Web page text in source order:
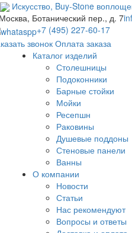
Искусство, Buy-Stone
Ботанический пер., д. 7
+7 (495) 227-60-17
звонок Оплата заказа
Каталог изделий
Столешницы
Подоконники
Барные стойки
Мойки
Ресепшн
Раковины
Душевые поддоны
Стеновые панели
Ванны
О компании
Новости
Статьи
Нас рекомендуют
Вопросы и ответы